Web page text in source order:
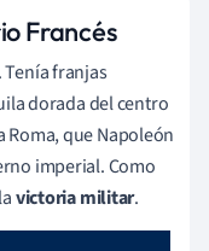
Francés
Tenía franjas
dorada del centro
Roma, que Napoleón
imperial. Como
victoria militar.